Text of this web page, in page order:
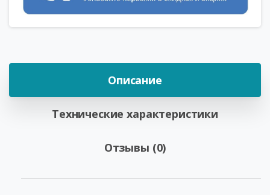
Описание
Технические характеристики
Отзывы (0)